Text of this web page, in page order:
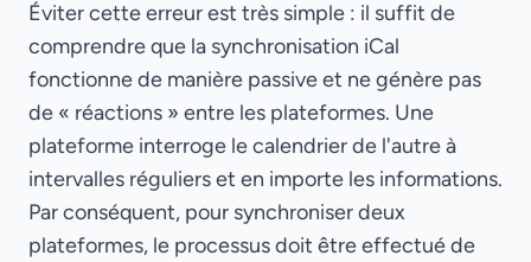
Éviter cette erreur est très simple : il suffit de
comprendre que la synchronisation iCal
fonctionne de manière passive et ne génère pas
de « réactions » entre les plateformes. Une
plateforme interroge le calendrier de l'autre à
intervalles réguliers et en importe les informations.
Par conséquent, pour synchroniser deux
plateformes, le processus doit être effectué de